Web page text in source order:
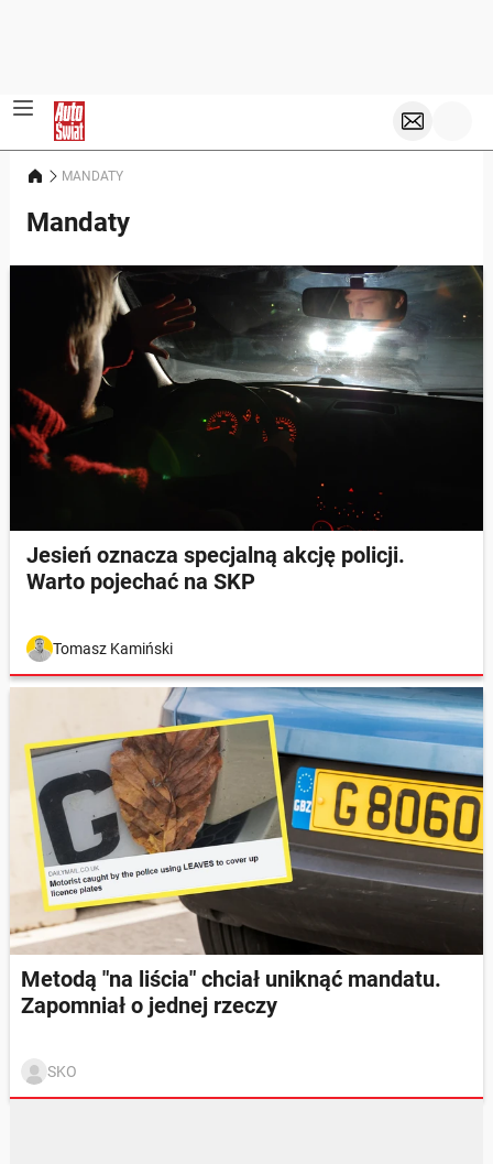
MANDATY
Mandaty
Jesień oznacza specjalną akcję policji.
Warto pojechać na SKP
Tomasz Kamiński
Metodą "na liścia" chciał uniknąć mandatu.
Zapomniał o jednej rzeczy
SKO